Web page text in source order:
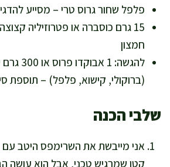
פלפל שחור גרוס טרי – מסייע
15 גרם כוסברה או פטרוזיליה
חמצון
להגשה: 1
(ברוקולי, קישוא, פלפל) – תוספת
שלבי הכנה
אני מייבשת את השרימפס היטב עם
קטן שמרגיש טכני, אבל הוא עושה